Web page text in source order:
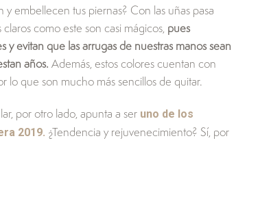
y embellecen tus piernas? Con las uñas pasa
como este son casi mágicos, pues
y evitan que las arrugas de nuestras manos sean
años. Además, estos colores cuentan con
lo que son mucho más sencillos de quitar.
por otro lado, apunta a ser uno de los
2019. ¿Tendencia y rejuvenecimiento? Sí, por